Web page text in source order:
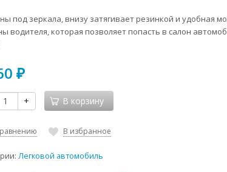
под зеркала, внизу затягивает резинкой и удобная
водителя, которая позволяет попасть в салон
₽
+ В корзину
В избранное
Легковой автомобиль